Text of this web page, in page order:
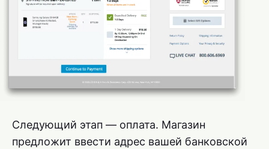
Следующий этап — оплата. Магазин
предложит ввести адрес вашей банковской